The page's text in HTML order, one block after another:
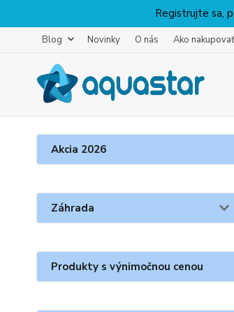
Registrujte sa,
Blog Novinky O nás Ako nakupovať
Akcia 2026
Záhrada
Produkty s výnimočnou cenou